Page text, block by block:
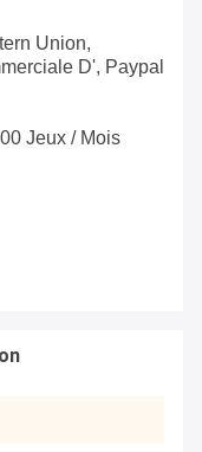
Union,
D', Paypal
Jeux / Mois